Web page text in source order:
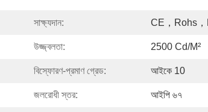
সাক্ষ্যদান: CE，rohs，
উজ্জ্বলতা: 2500 Cd/m²
বিস্ফোরণ-প্রমাণ গ্রেড: আইকে 10
জলরোধী স্তর: আইপি ৬৭